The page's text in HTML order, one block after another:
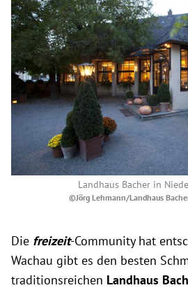
Landhaus Bacher in
©Jörg Lehmann/Landhaus
Die freizeit-Community hat
Wachau gibt es den besten
traditionsreichen Landhaus